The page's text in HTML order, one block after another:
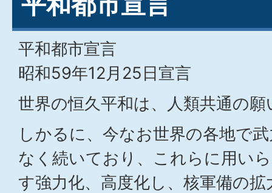
平和都市宣言
昭和59年12月25日宣言
世界の恒久平和は、人類共通の
しかるに、今なお世界の各地で
なく続いており、これらに用い
す強力化、高度化し、核軍備の